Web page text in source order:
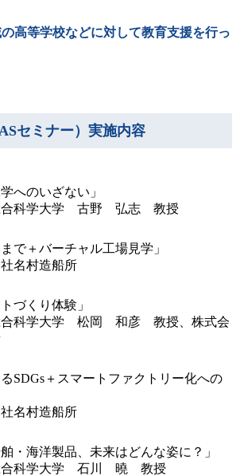
高等学校などに対して教育支援を行っ
セミナー）実施内容
へのいざない」
合科学大学 古野 弘志 教授
で＋バーチャル工場見学」
名村造船所
づくり体験」
合科学大学 松岡 和彦 教授、株式会
るSDGs＋スマートファクトリー化への
名村造船所
舶・海洋製品、未来はどんな姿に？」
合科学大学 石川 曉 教授